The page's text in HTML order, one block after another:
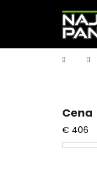
Domov
Cena
€ 406
í
Späť
do
Späť
do